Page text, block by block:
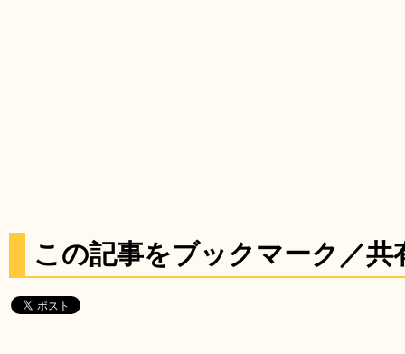
この記事をブックマーク／共